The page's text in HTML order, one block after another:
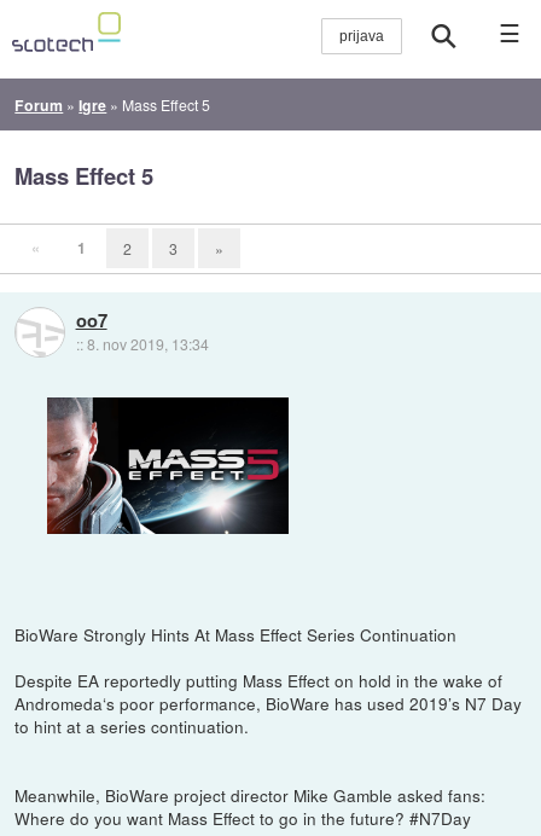
☰
Forum »Igre » Mass Effect 5
Mass Effect 5
« 1 2 3 »
oo7
::8. nov 2019, 13:34
BioWare Strongly Hints At Mass Effect Series Continuation
Despite EA reportedly putting Mass Effect on hold in the wake of
Andromeda‘s poor performance, BioWare has used 2019’s N7 Day
to hint at a series continuation.
Meanwhile, BioWare project director Mike Gamble asked fans:
Where do you want Mass Effect to go in the future? #N7Day